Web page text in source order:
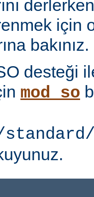
için
bakınız.
desteği
mod_so